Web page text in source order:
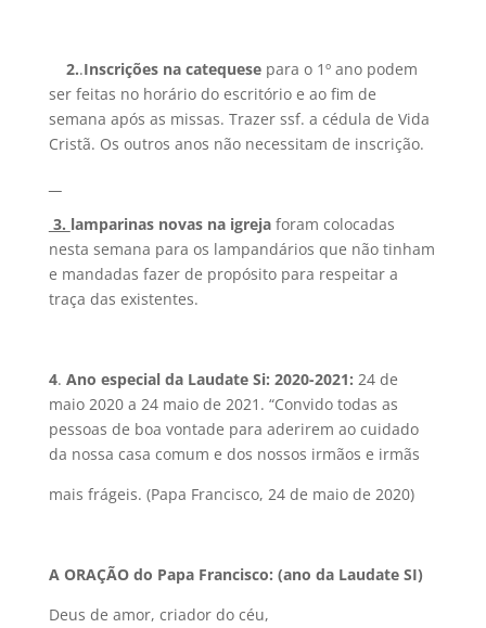
2..Inscrições na catequese para o 1º ano podem
ser feitas no horário do escritório e ao fim de
semana após as missas. Trazer ssf. a cédula de Vida
Cristã. Os outros anos não necessitam de inscrição.
3. lamparinas novas na igreja foram colocadas
nesta semana para os lampandários que não tinham
e mandadas fazer de propósito para respeitar a
traça das existentes.
4. Ano especial da Laudate Si: 2020-2021: 24 de
maio 2020 a 24 maio de 2021. “Convido todas as
pessoas de boa vontade para aderirem ao cuidado
da nossa casa comum e dos nossos irmãos e irmãs
mais frágeis. (Papa Francisco, 24 de maio de 2020)
AORAÇÃO do Papa Francisco: (ano da Laudate SI)
Deus de amor, criador do céu,